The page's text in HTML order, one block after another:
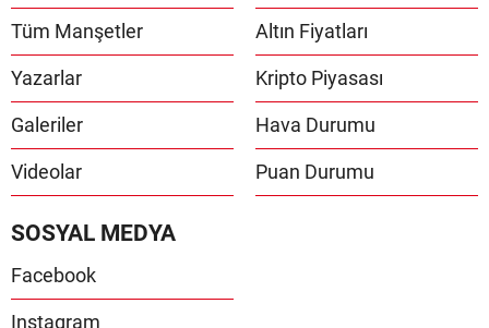
Tüm Manşetler
Yazarlar
Galeriler
Videolar
Altın Fiyatları
Kripto Piyasası
Hava Durumu
Puan Durumu
SOSYAL MEDYA
Facebook
Instagram